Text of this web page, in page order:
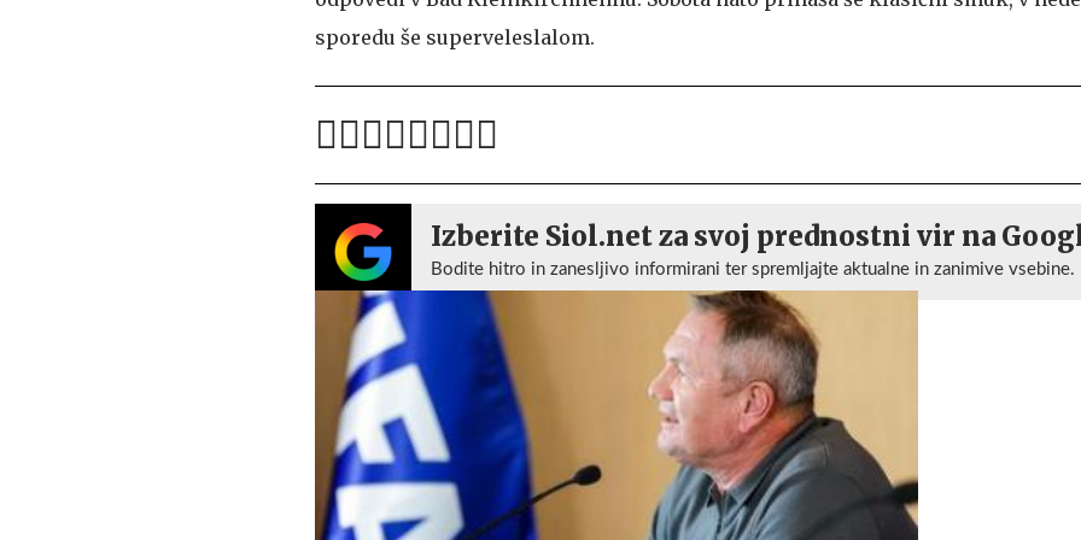
sporedu še superveleslalom.
Izberite Siol.net za svoj prednostni vir na
Bodite hitro in zanesljivo informirani ter spremljajte aktualne in zanimive vsebine.